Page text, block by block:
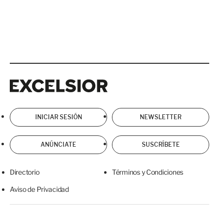
INICIAR SESIÓN NEWSLETTER
ANÚNCIATE SUSCRÍBETE
Directorio Términos y Condiciones
Aviso de Privacidad